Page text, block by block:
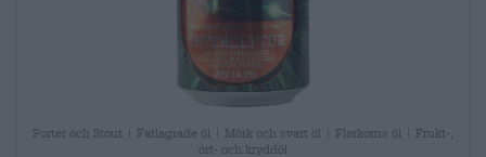
Porter och Stout | Fatlagrade öl | Mörk och svart öl | Flerkorns öl | Frukt-,
ört- och kryddöl